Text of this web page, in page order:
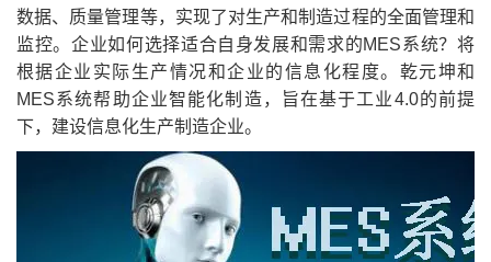
数据、质量管理等，实现了对生产和制造过程的全面管理和
监控。企业如何选择适合自身发展和需求的MES系统？将
根据企业实际生产情况和企业的信息化程度。乾元坤和
MES系统帮助企业智能化制造，旨在基于工业4.0的前提
下，建设信息化生产制造企业。